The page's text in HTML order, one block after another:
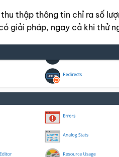
thập thông tin chỉ ra số
giải pháp, ngay cả khi thử